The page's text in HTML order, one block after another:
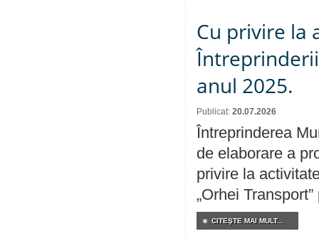
Cu privire la
anul 2025.
Publicat: 20.07.2026
Întreprinderea
de elaborare a
privire la
„Orhei
CITEŞTE MAI MULT...